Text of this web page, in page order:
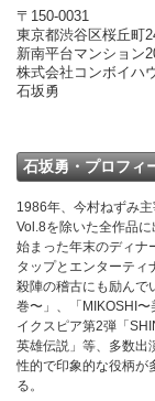
〒150-0031
東京都渋谷区桜丘町
新南平台マンション
株式会社コンボイハ
石坂勇
石坂勇・プロフィ
1986年、今村ねずみ主
Vol.8を除いた全作品
始まった年末のディナ
タップとエンターティ
殺陣の稽古にも励んで
巻〜」、「MIKOSHI
イクスピア第2弾「
英雄伝説」等、多数出
性的で印象的な役柄が
る。